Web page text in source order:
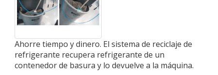
Ahorre tiempo y dinero. El sistema de reciclaje de
refrigerante recupera refrigerante de un
contenedor de basura y lo devuelve a la máquina.